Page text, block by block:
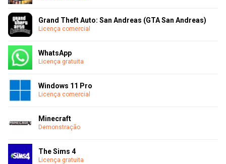
Grand Theft Auto: San Andreas (GTA San Andreas)
Licença comercial
WhatsApp
Licença gratuita
Windows 11 Pro
Licença comercial
Minecraft
Demonstração
The Sims 4
Licença gratuita